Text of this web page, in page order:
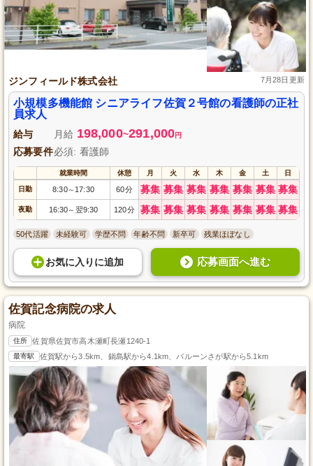
ジンフィールド株式会社 7月28日更新
小規模多機能館 シニアライフ佐賀２号館の看護師の正社
員求人
給与 月給 198,000~291,000円
応募要件必須: 看護師
就業時間 休憩 月 火 水 木 金 土 日
日勤 8:30～ 17:30 60分 募集 募集 募集 募集 募集 募集 募集
夜勤 16:30～ 翌9:30 120分 募集 募集 募集 募集 募集 募集 募集
50代活躍 未経験可 学歴不問 年齢不問 新卒可 残業ほぼなし
お気に入り に追加 応募画面へ進む
佐賀記念病院の求人
病院
住所 佐賀県佐賀市高木瀬町長瀬1240-1
最寄駅 佐賀駅から3.5km、鍋島駅から4.1km、バルーンさが駅から5.1km